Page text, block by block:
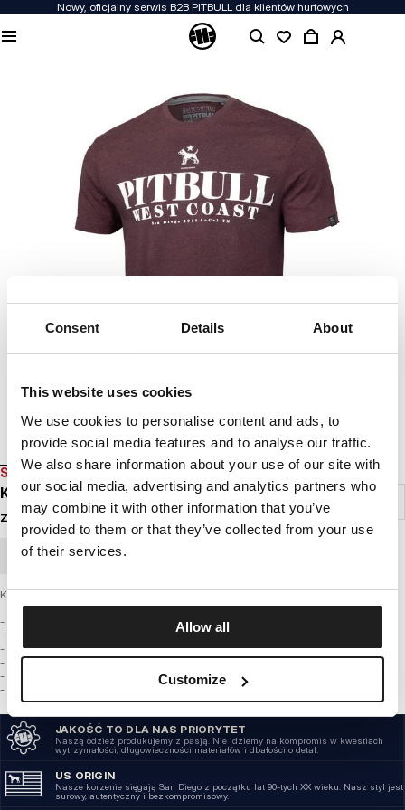
Consent Details About
This website uses cookies
We use cookies to personalise content and ads, to
provide social media features and to analyse our traffic.
We also share information about your use of our site with
our social media, advertising and analytics partners who
may combine it with other information that you’ve
provided to them or that they’ve collected from your use
of their services.
Allow all
Customize
Nowy, oficjalny serwis B2B PITBULL dla klientów hurtowych
SALE
KOSZULKA FLAMINGO
Zaloguj się by zobaczyć ceny
ZAMÓWIENIE HURTOWE
Koszulka z najnowszej kolekcji PIT BULL WEST COAST – Flamingo
- Wykonana z najwyższej jakości bawełny o gramaturze 180g/m2
- Miękka lamówka od wewnętrznej strony kołnierza chroniąca przed otarciami
- Wysokiej jakości nadruki wykonane specjalistyczną technologią sitodruku
- Duża tkana naszywka z logo marki PIT BULL WEST COAST u dołu koszulki
- Mała tkana naszywka na krawędzi rękawka
- Skład materiału: 60% bawełna / 40% poliester
JAKOŚĆ TO DLA NAS PRIORYTET
Naszą odzież produkujemy z pasją. Nie idziemy na kompromis w kwestiach
wytrzymałości, długowieczności materiałów i dbałości o detal.
US ORIGIN
Nasze korzenie sięgają San Diego z początku lat 90-tych XX wieku. Nasz styl jest
surowy, autentyczny i bezkompromisowy.